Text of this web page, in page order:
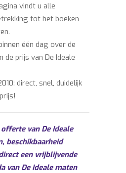
vindt u alle
tot het boeken
één dag over de
de prijs van De Ideale
direct, snel, duidelijk
van De Ideale
beschikbaarheid
een vrijblijvende
van De Ideale maten